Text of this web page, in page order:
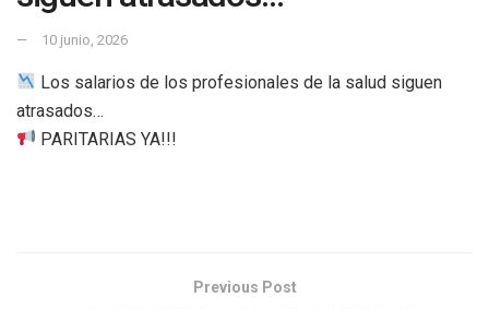
10 junio, 2026
Los salarios de los profesionales de la salud siguen
atrasados…
PARITARIAS YA!!!
Previous Post